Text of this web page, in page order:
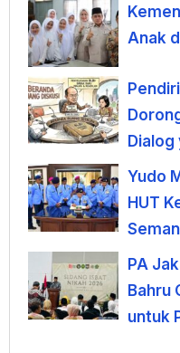
Anak
Yudo
HUT
Negeri
PA
Bahru
untuk